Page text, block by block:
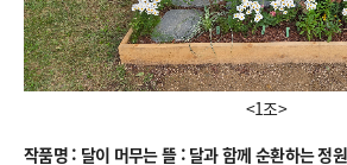
<1조>
작품명 : 달이 머무는 뜰 : 달과 함께 순환하는 정원